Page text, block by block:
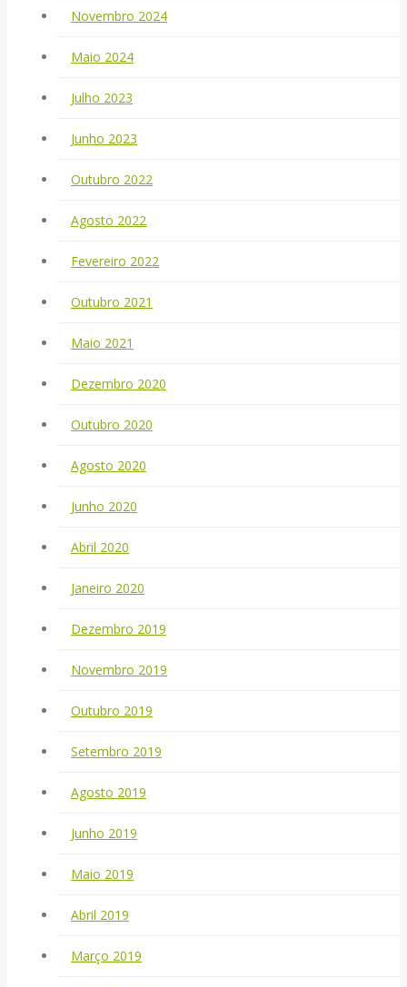
Novembro 2024
Maio 2024
Julho 2023
Junho 2023
Outubro 2022
Agosto 2022
Fevereiro 2022
Outubro 2021
Maio 2021
Dezembro 2020
Outubro 2020
Agosto 2020
Junho 2020
Abril 2020
Janeiro 2020
Dezembro 2019
Novembro 2019
Outubro 2019
Setembro 2019
Agosto 2019
Junho 2019
Maio 2019
Abril 2019
Março 2019